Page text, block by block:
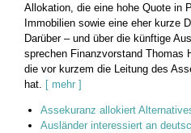
Allokation, die eine hohe Quote in
Immobilien sowie eine eher kurze
Darüber – und über die künftige
sprechen Finanzvorstand Thomas
die vor kurzem die Leitung des
hat. [ mehr ]
Assekuranz allokiert
Ausländer interessiert an